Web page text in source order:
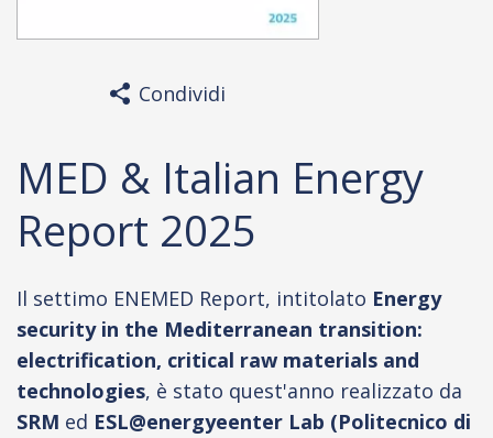
Condividi
MED & Italian Energy
Report 2025
Il settimo ENEMED Report, intitolato Energy
security in the Mediterranean transition:
electrification, critical raw materials and
technologies, è stato quest'anno realizzato da
SRM ed ESL@energyeenter Lab (Politecnico di